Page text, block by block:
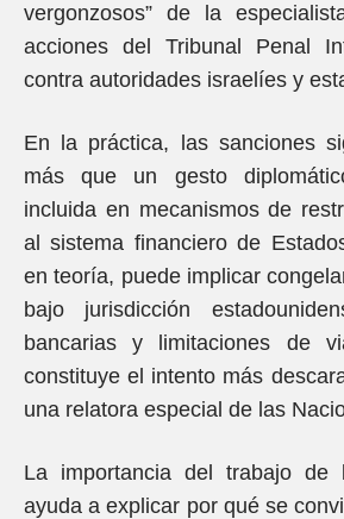
vergonzosos” de la
acciones del Tribunal Penal
contra autoridades israelíes y
En la práctica, las sanciones
más que un gesto
incluida en mecanismos de
al sistema financiero de
en teoría, puede implicar
bajo jurisdicción
bancarias y limitaciones de
constituye el intento más
una relatora especial de las
La importancia del trabajo de
ayuda a explicar por qué se